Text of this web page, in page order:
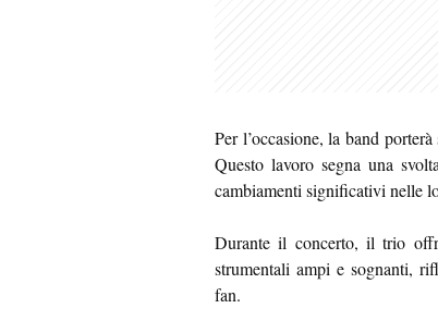
Per l’occasione, la band
Questo lavoro segna una
cambiamenti significativi nelle
Durante il concerto, il trio
strumentali ampi e sognanti,
fan.